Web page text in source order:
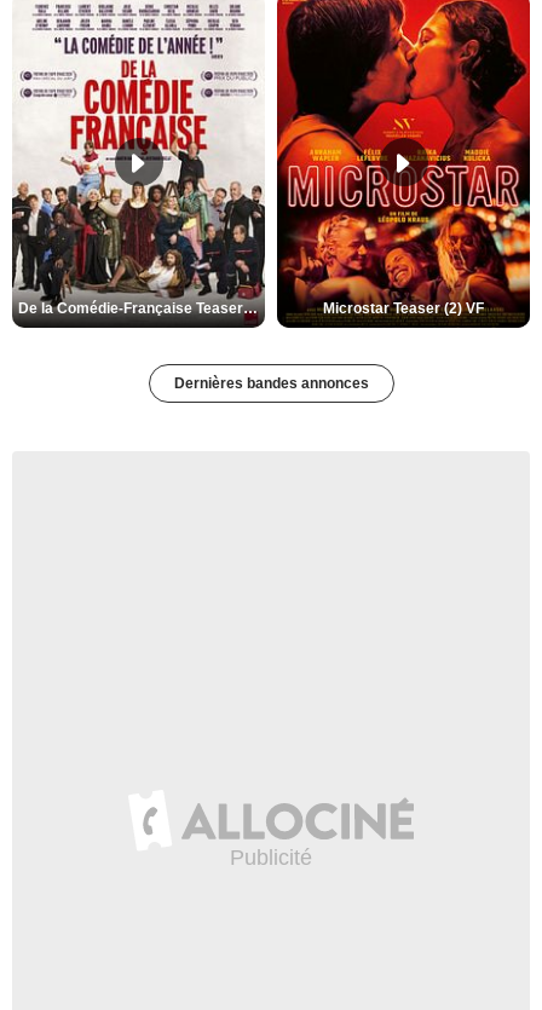
De la Comédie-Française Teaser (3) VF Microstar Teaser (2) VF
Dernières bandes annonces